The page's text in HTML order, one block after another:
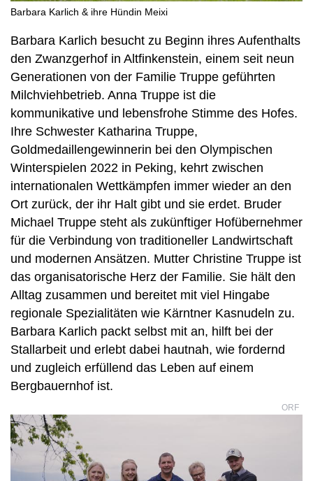
Barbara Karlich & ihre Hündin Meixi
Barbara Karlich besucht zu Beginn ihres Aufenthalts
den Zwanzgerhof in Altfinkenstein, einem seit neun
Generationen von der Familie Truppe geführten
Milchviehbetrieb. Anna Truppe ist die
kommunikative und lebensfrohe Stimme des Hofes.
Ihre Schwester Katharina Truppe,
Goldmedaillengewinnerin bei den Olympischen
Winterspielen 2022 in Peking, kehrt zwischen
internationalen Wettkämpfen immer wieder an den
Ort zurück, der ihr Halt gibt und sie erdet. Bruder
Michael Truppe steht als zukünftiger Hofübernehmer
für die Verbindung von traditioneller Landwirtschaft
und modernen Ansätzen. Mutter Christine Truppe ist
das organisatorische Herz der Familie. Sie hält den
Alltag zusammen und bereitet mit viel Hingabe
regionale Spezialitäten wie Kärntner Kasnudeln zu.
Barbara Karlich packt selbst mit an, hilft bei der
Stallarbeit und erlebt dabei hautnah, wie fordernd
und zugleich erfüllend das Leben auf einem
Bergbauernhof ist.
ORF